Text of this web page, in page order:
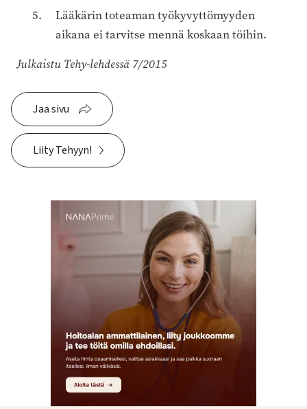
Lääkärin toteaman työkyvyttömyyden
aikana ei tarvitse mennä koskaan töihin.
Julkaistu Tehy-lehdessä 7/2015
Jaa sivu
Liity Tehyyn!